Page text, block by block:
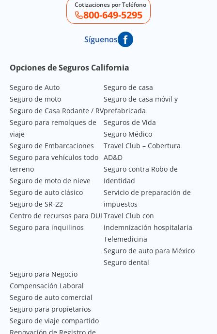
Cotizaciones por Teléfono
800-649-5295
Síguenos
Footer Navigation
Opciones de Seguros California
Seguro de Auto
Seguro de moto
Seguro de Casa Rodante / RV
Seguro para remolques de
viaje
Seguro de Embarcaciones
Seguro para vehículos todo
terreno
Seguro de moto de nieve
Seguro de auto clásico
Seguro de SR-22
Centro de recursos para DUI
Seguro para inquilinos
Seguro de casa
Seguro de casa móvil y
prefabricada
Seguros de Vida
Seguro Médico
Travel Club – Cobertura
AD&D
Seguro contra Robo de
Identidad
Servicio de preparación de
impuestos
Travel Club con
indemnización hospitalaria
Telemedicina
Seguro de auto para México
Seguro dental
Seguro para Negocio
Compensación Laboral
Seguro de auto comercial
Seguro para propietarios
Seguro de viaje compartido